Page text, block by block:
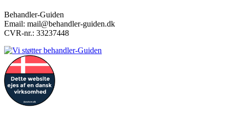
Behandler-Guiden
Email: mail@behandler-guiden.dk
CVR-nr.: 33237448